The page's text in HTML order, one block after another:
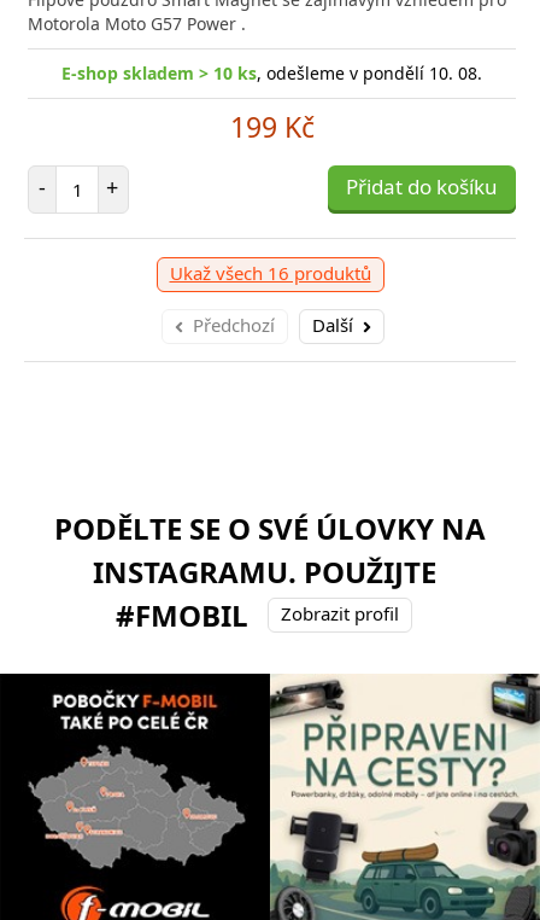
Motorola Moto G57 Power .
E-shop skladem > 10 ks, odešleme v pondělí 10. 08.
199 Kč
- Počet položek
+ Přidat do košíku
Ukaž všech 16 produktů
Předchozí Další
sluchátky Xiaomi
Přidat do košíku
pokročilými funkcemi
skladem > 10 ks, odešleme zítra , nyní skladem na
1 prodejně
položek
+ Přidat do košíku -
PODĚLTE SE O SVÉ ÚLOVKY NA
INSTAGRAMU. POUŽIJTE
#FMOBIL
Zobrazit profil